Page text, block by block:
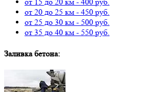
от 20 до 25 км - 450 руб.
от 25 до 30 км - 500 руб.
от 35 до 40 км - 550 руб.
Заливка бетона: